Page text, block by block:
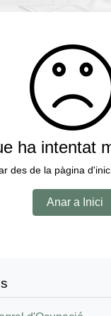
ha intentat
des de la pàgina
Anar a Inici